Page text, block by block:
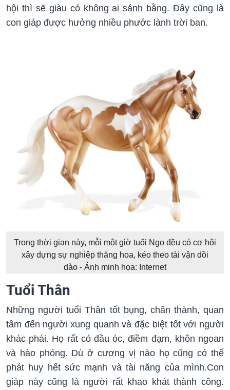
hội thì sẽ giàu có không ai sánh bằng. Đây cũng là
con giáp được hưởng nhiều phước lành trời ban.
Trong thời gian này, mỗi một giờ tuổi Ngọ đều có cơ hội
xây dựng sự nghiệp thăng hoa, kéo theo tài vận dồi
dào - Ảnh minh họa: Internet
Tuổi Thân
Những người tuổi Thân tốt bụng, chân thành, quan
tâm đến người xung quanh và đặc biệt tốt với người
khác phái. Họ rất có đầu óc, điềm đạm, khôn ngoan
và hào phóng. Dù ở cương vị nào họ cũng có thể
phát huy hết sức mạnh và tài năng của mình.Con
giáp này cũng là người rất khao khát thành công.